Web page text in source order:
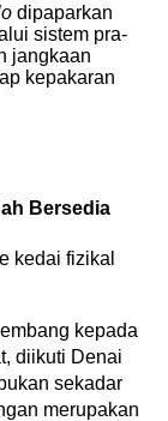
dipaparkan
sistem pra-
jangkaan
kepakaran
Bersedia
kedai fizikal
kepada
diikuti Denai
sekadar
merupakan